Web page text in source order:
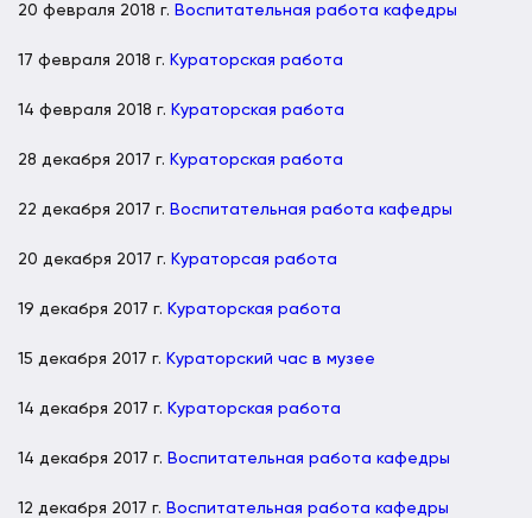
20 февраля 2018 г. Воспитательная работа кафедры
17 февраля 2018 г. Кураторская работа
14 февраля 2018 г. Кураторская работа
28 декабря 2017 г. Кураторская работа
22 декабря 2017 г. Воспитательная работа кафедры
20 декабря 2017 г. Кураторсая работа
19 декабря 2017 г. Кураторская работа
15 декабря 2017 г. Кураторский час в музее
14 декабря 2017 г. Кураторская работа
14 декабря 2017 г. Воспитательная работа кафедры
12 декабря 2017 г. Воспитательная работа кафедры